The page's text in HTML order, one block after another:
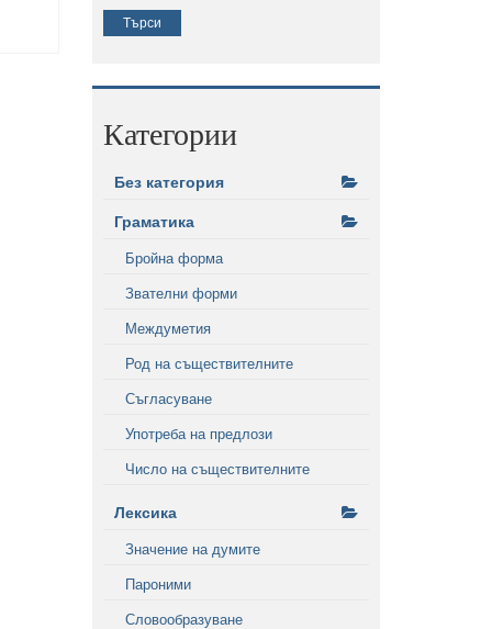
Категории
Без категория
Граматика
Бройна форма
Звателни форми
Междуметия
Род на съществителните
Съгласуване
Употреба на предлози
Число на съществителните
Лексика
Значение на думите
Пароними
Словообразуване